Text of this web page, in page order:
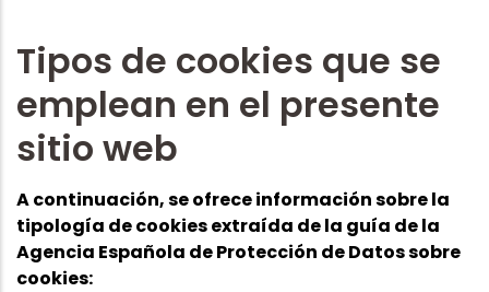
Tipos de cookies que se
emplean en el presente
sitio web
A continuación, se ofrece información sobre la
tipología de cookies extraída de la guía de la
Agencia Española de Protección de Datos sobre
cookies: